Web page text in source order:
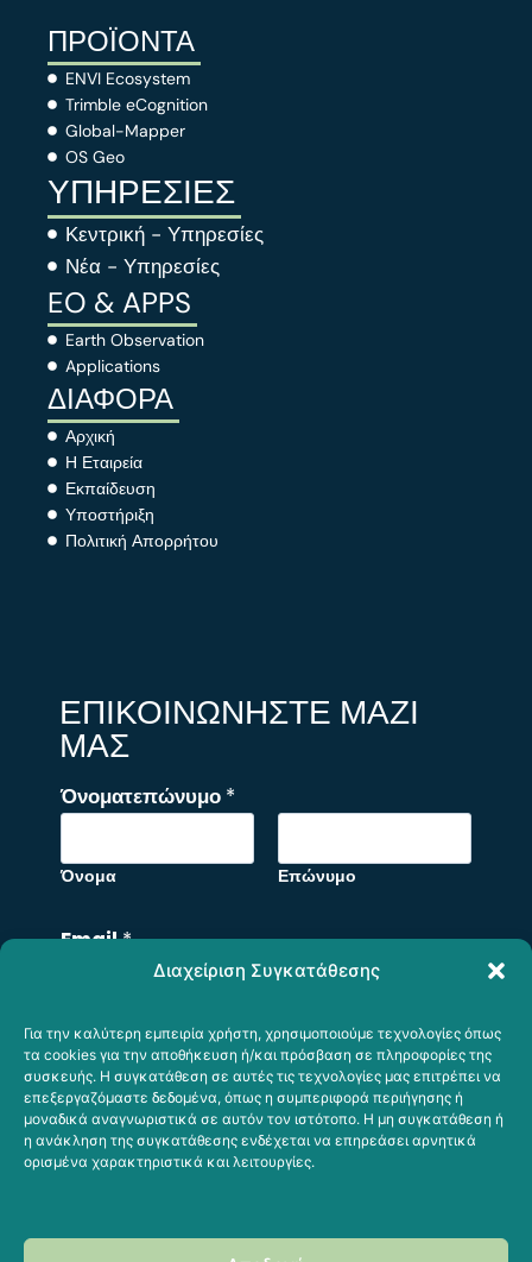
Διαχείριση Συγκατάθεσης
Για την καλύτερη εμπειρία χρήστη, χρησιμοποιούμε τεχνολογίες όπως
τα cookies για την αποθήκευση ή/και πρόσβαση σε πληροφορίες της
συσκευής. Η συγκατάθεση σε αυτές τις τεχνολογίες μας επιτρέπει να
επεξεργαζόμαστε δεδομένα, όπως η συμπεριφορά περιήγησης ή
μοναδικά αναγνωριστικά σε αυτόν τον ιστότοπο. Η μη συγκατάθεση ή
η ανάκληση της συγκατάθεσης ενδέχεται να επηρεάσει αρνητικά
ορισμένα χαρακτηριστικά και λειτουργίες.
ΠΡΟΪΟΝΤΑ
ENVI Ecosystem
Trimble eCognition
Global-Mapper
OS Geo
ΥΠΗΡΕΣΙΕΣ
Κεντρική - Υπηρεσίες
Νέα - Υπηρεσίες
EO & APPS
Earth Observation
Applications
ΔΙΑΦΟΡΑ
Αρχική
Η Εταιρεία
Εκπαίδευση
Υποστήριξη
Πολιτική Απορρήτου
ΕΠΙΚΟΙΝΩΝΗΣΤΕ ΜΑΖΙ
ΜΑΣ
r
m
i
r
Όνοματεπώνυμο *
Όνομα Επώνυμο
Email*
Σχόλιο ή Μήνυμα